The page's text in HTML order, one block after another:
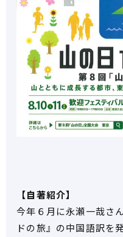
【自著紹介】
今年６月に永瀬一哉さ
ドの旅』の中国語訳を